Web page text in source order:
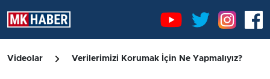
Videolar Verilerimizi Korumak İçin Ne Yapmalıyız?